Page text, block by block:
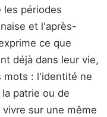
les périodes
et l'après-
ce que
déjà dans leur vie,
mots : l'identité ne
patrie ou de
sur une même